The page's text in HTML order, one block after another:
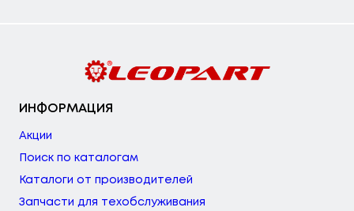
ИНФОРМАЦИЯ
Акции
Поиск по каталогам
Каталоги от производителей
Запчасти для техобслуживания